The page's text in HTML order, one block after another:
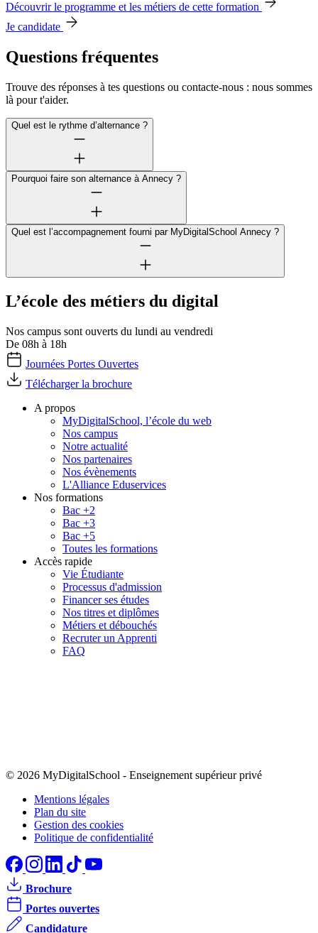
Découvrir le programme et les métiers de cette formation
Je candidate
Questions fréquentes
Trouve des réponses à tes questions ou contacte-nous : nous sommes
là pour t'aider.
Quel est le rythme d’alternance ?
Pourquoi faire son alternance à Annecy ?
Quel est l’accompagnement fourni par MyDigitalSchool Annecy ?
L’école des métiers du digital
Nos campus sont ouverts du lundi au vendredi
De 08h à 18h
Journées Portes Ouvertes
Télécharger la brochure
A propos
MyDigitalSchool, l’école du web
Nos campus
Notre actualité
Nos partenaires
Nos évènements
L'Alliance Eduservices
Nos formations
Bac +2
Bac +3
Bac +5
Toutes les formations
Accès rapide
Vie Étudiante
Processus d'admission
Financer ses études
Nos titres et diplômes
Métiers et débouchés
Recruter un Apprenti
FAQ
© 2026 MyDigitalSchool - Enseignement supérieur privé
Mentions légales
Plan du site
Gestion des cookies
Politique de confidentialité
Brochure
Portes ouvertes
Candidature